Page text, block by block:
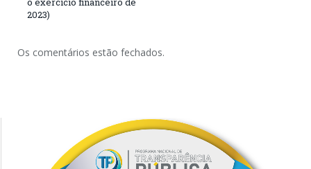
2023)
Os comentários estão fechados.